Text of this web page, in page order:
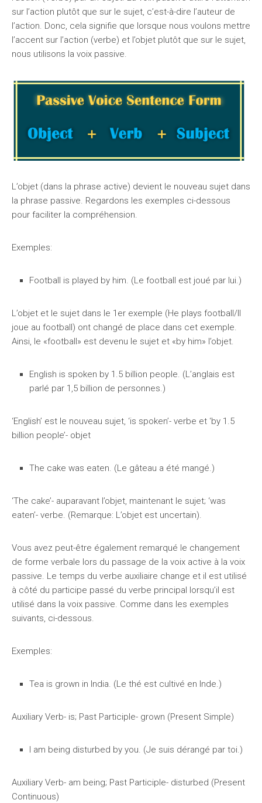
sur l’action plutôt que sur le sujet, c’est-à-dire l’auteur de
l’action. Donc, cela signifie que lorsque nous voulons mettre
l’accent sur l’action (verbe) et l’objet plutôt que sur le sujet,
nous utilisons la voix passive.
L’objet (dans la phrase active) devient le nouveau sujet dans
la phrase passive. Regardons les exemples ci-dessous
pour faciliter la compréhension.
Exemples:
Football is played by him. (Le football est joué par lui.)
L’objet et le sujet dans le 1er exemple (He plays football/Il
joue au football) ont changé de place dans cet exemple.
Ainsi, le «football» est devenu le sujet et «by him» l’objet.
English is spoken by 1.5 billion people. (L’anglais est
parlé par 1,5 billion de personnes.)
‘English’ est le nouveau sujet, ‘is spoken’- verbe et ‘by 1.5
billion people’- objet
The cake was eaten. (Le gâteau a été mangé.)
‘The cake’- auparavant l’objet, maintenant le sujet; ‘was
eaten’- verbe. (Remarque: L’objet est uncertain).
Vous avez peut-être également remarqué le changement
de forme verbale lors du passage de la voix active à la voix
passive. Le temps du verbe auxiliaire change et il est utilisé
à côté du participe passé du verbe principal lorsqu’il est
utilisé dans la voix passive. Comme dans les exemples
suivants, ci-dessous.
Exemples:
Tea is grown in India. (Le thé est cultivé en Inde.)
Auxiliary Verb- is; Past Participle- grown (Present Simple)
I am being disturbed by you. (Je suis dérangé par toi.)
Auxiliary Verb- am being; Past Participle- disturbed (Present
Continuous)